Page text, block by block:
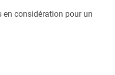
considération pour un